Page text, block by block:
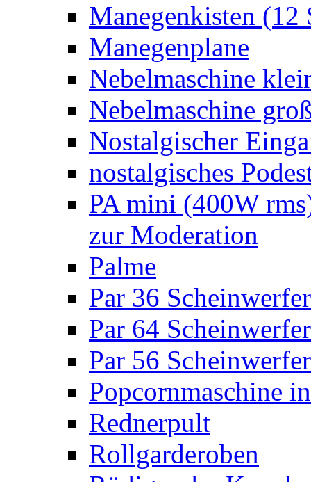
Manegenkisten (12
Manegenplane
Nebelmaschine
Nebelmaschine
Nostalgischer
nostalgisches
PA mini (400W
zur Moderation
Palme
Par 36 Scheinwerfer
Par 64 Scheinwerfer
Par 56 Scheinwerfer
Popcornmaschine
Rednerpult
Rollgarderoben